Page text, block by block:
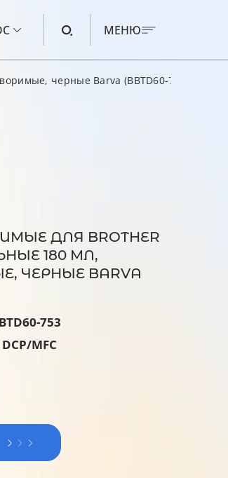
МЕНЮ
черные Barva (BBTD60-753)
ДЛЯ BROTHER
180 МЛ,
ЧЕРНЫЕ BARVA
753
MFC